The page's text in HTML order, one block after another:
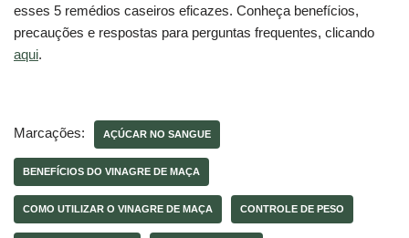
esses 5 remédios caseiros eficazes. Conheça benefícios,
precauções e respostas para perguntas frequentes, clicando
aqui.
Marcações: AÇÚCAR NO SANGUE
BENEFÍCIOS DO VINAGRE DE MAÇA
COMO UTILIZAR O VINAGRE DE MAÇA CONTROLE DE PESO